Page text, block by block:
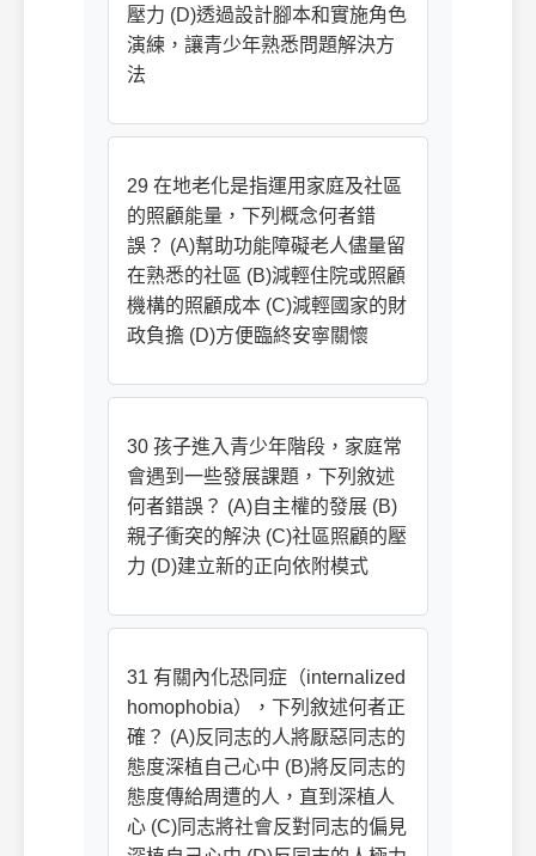
壓力 (D)透過設計腳本和實施角色
演練，讓青少年熟悉問題解決方
法
29 在地老化是指運用家庭及社區
的照顧能量，下列概念何者錯
誤？ (A)幫助功能障礙老人儘量留
在熟悉的社區 (B)減輕住院或照顧
機構的照顧成本 (C)減輕國家的財
政負擔 (D)方便臨終安寧關懷
30 孩子進入青少年階段，家庭常
會遇到一些發展課題，下列敘述
何者錯誤？ (A)自主權的發展 (B)
親子衝突的解決 (C)社區照顧的壓
力 (D)建立新的正向依附模式
31 有關內化恐同症（internalized
homophobia），下列敘述何者正
確？ (A)反同志的人將厭惡同志的
態度深植自己心中 (B)將反同志的
態度傳給周遭的人，直到深植人
心 (C)同志將社會反對同志的偏見